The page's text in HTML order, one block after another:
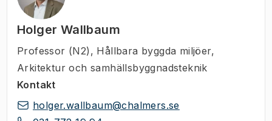
Holger Wallbaum
Professor (N2) , Hållbara byggda miljöer,
Arkitektur och samhällsbyggnadsteknik
Kontakt
holger.wallbaum@chalmers.se